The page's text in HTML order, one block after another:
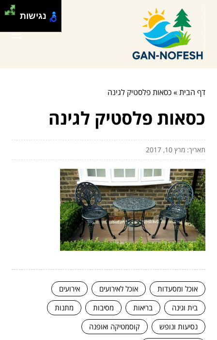
דף הבית»כסאות פלסטיק לגינה
כסאות פלסטיק לגינה
תאריך: מרץ 10, 2017
אוכל ומסעדות אוכל לאירועים
אירועים
בית וגינה
בריאות מסיבות
מתנות
נסיעות ונופש
קוסמטיקה ואופנה
נגישות